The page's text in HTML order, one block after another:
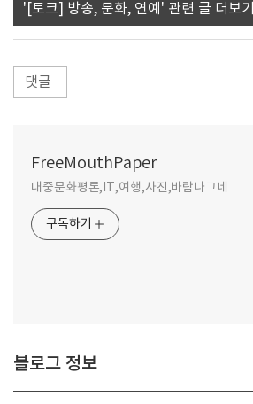
'[토크] 방송, 문화, 연예' 관련 글 더보기
댓글
FreeMouthPaper
대중문화평론,IT,여행,사진,바람나그네
구독하기
블로그 정보